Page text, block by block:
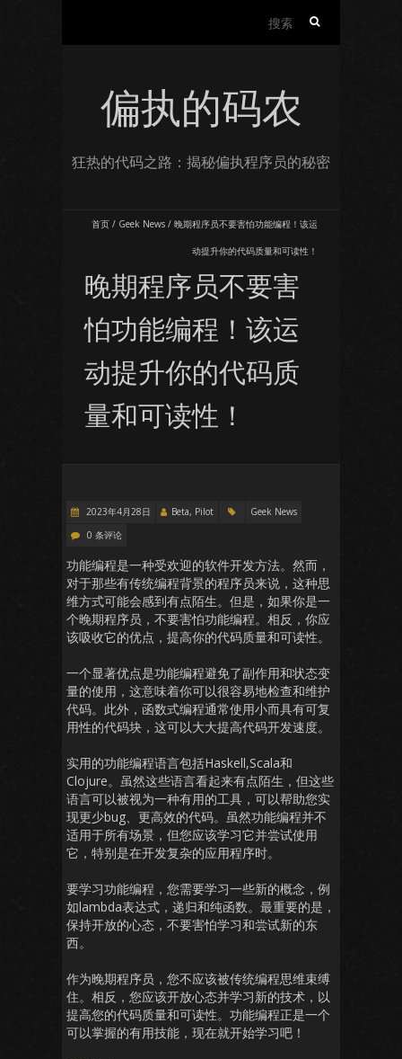
偏执的码农
狂热的代码之路：揭秘偏执程序员的秘密
首页 / Geek News / 晚期程序员不要害怕功能编程！该运
动提升你的代码质量和可读性！
晚期程序员不要害
怕功能编程！该运
动提升你的代码质
量和可读性！
2023年4月28日 Beta, Pilot
Geek News
0 条评论
功能编程是一种受欢迎的软件开发方法。然而，
对于那些有传统编程背景的程序员来说，这种思
维方式可能会感到有点陌生。但是，如果你是一
个晚期程序员，不要害怕功能编程。相反，你应
该吸收它的优点，提高你的代码质量和可读性。
一个显著优点是功能编程避免了副作用和状态变
量的使用，这意味着你可以很容易地检查和维护
代码。此外，函数式编程通常使用小而具有可复
用性的代码块，这可以大大提高代码开发速度。
实用的功能编程语言包括Haskell,Scala和
Clojure。虽然这些语言看起来有点陌生，但这些
语言可以被视为一种有用的工具，可以帮助您实
现更少bug、更高效的代码。虽然功能编程并不
适用于所有场景，但您应该学习它并尝试使用
它，特别是在开发复杂的应用程序时。
要学习功能编程，您需要学习一些新的概念，例
如lambda表达式，递归和纯函数。最重要的是，
保持开放的心态，不要害怕学习和尝试新的东
西。
作为晚期程序员，您不应该被传统编程思维束缚
住。相反，您应该开放心态并学习新的技术，以
提高您的代码质量和可读性。功能编程正是一个
可以掌握的有用技能，现在就开始学习吧！